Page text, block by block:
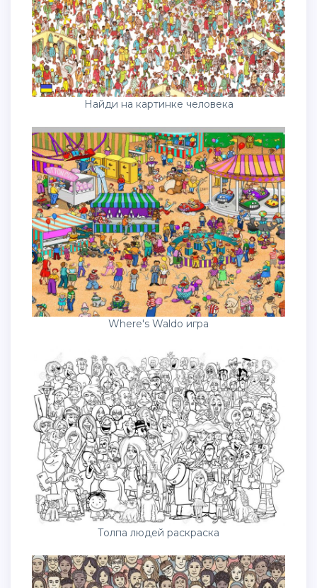
Найди на картинке человека
Where's Waldo игра
Толпа людей раскраска